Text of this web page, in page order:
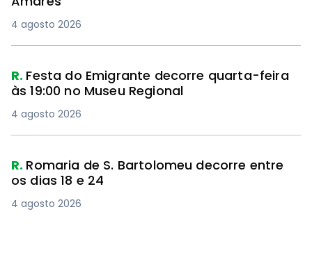
4 agosto 2026
R. Festa do Emigrante decorre quarta-feira
às 19:00 no Museu Regional
4 agosto 2026
R. Romaria de S. Bartolomeu decorre entre
os dias 18 e 24
4 agosto 2026